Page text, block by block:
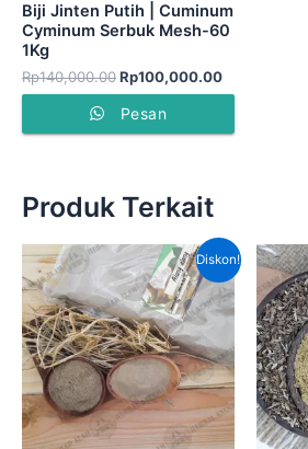
Biji Jinten Putih | Cuminum
Cyminum Serbuk Mesh-60
1Kg
Rp140,000.00Rp100,000.00
Pesan
Produk Terkait
Diskon!
Harga
aslinya
adalah:
Rp40,000.00.
Harga
saat
ini
adalah:
Rp35,000.00.